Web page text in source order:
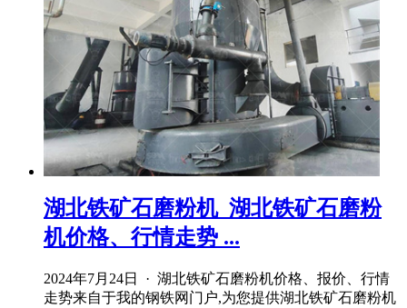
湖北铁矿石磨粉机_湖北铁矿石磨粉
机价格、行情走势 ...
2024年7月24日 · 湖北铁矿石磨粉机价格、报价、行情
走势来自于我的钢铁网门户,为您提供湖北铁矿石磨粉机